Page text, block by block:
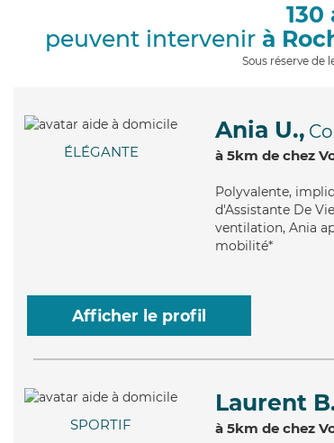
peuvent intervenir à
Sous réserve de
ÉLÉGANTE
Ania U.,
à 5km de chez
Polyvalente,
d'Assistante De
ventilation, Ania
mobilité*
Afficher le profil
SPORTIF
Laurent
à 5km de chez